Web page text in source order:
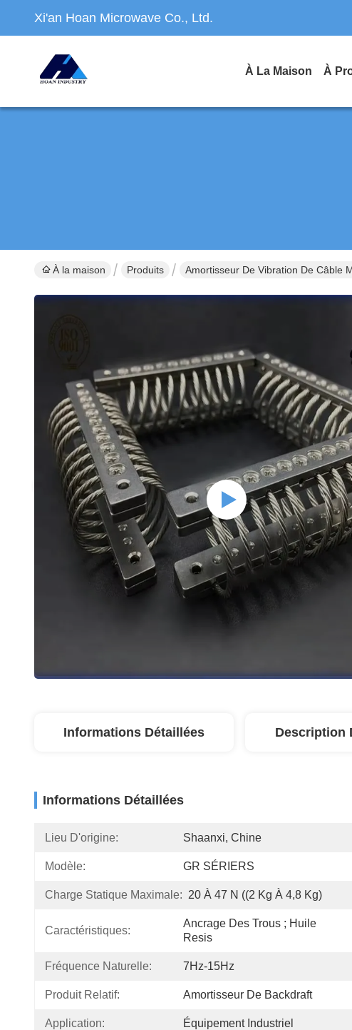
Xi'an Hoan Microwave Co., Ltd.
À La Maison À
À la maison Produits Amortisseur De Vibration De Câble
Informations Détaillées Description
Informations Détaillées
Lieu D'origine: Shaanxi, Chine
Modèle: GR SÉRIERS
Charge Statique Maximale: 20 À 47 N ((2 Kg À 4,8 Kg)
Caractéristiques:
Ancrage Des Trous ; Huile
Resis
Fréquence Naturelle: 7Hz-15Hz
Produit Relatif: Amortisseur De Backdraft
Application: Équipement Industriel